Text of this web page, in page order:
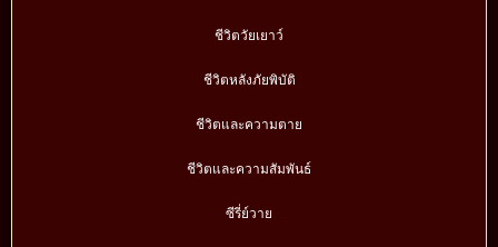
ชีวิตวัยเยาว์
ชีวิตหลังภัยพิบัติ
ชีวิตและความตาย
ชีวิตและความสัมพันธ์
ซีรี่ย์วาย